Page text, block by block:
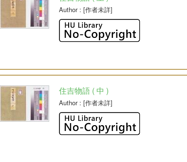
Author: [作者未詳]
住吉物語 ( 中 )
Author: [作者未詳]